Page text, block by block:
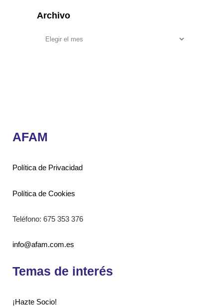
Archivo
AFAM
Política de Privacidad
Política de Cookies
Teléfono: 675 353 376
info@afam.com.es
Temas de interés
¡Hazte Socio!